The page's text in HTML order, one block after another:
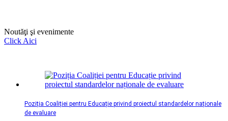
Noutăţi şi evenimente
Click Aici
Poziția Coaliției pentru Educație privind proiectul standardelor naționale
de evaluare